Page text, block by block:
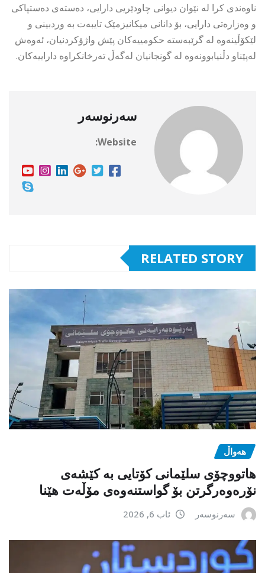
ناوەندی کرا لە نێوان دیوانی چاودێریی دارایی، دەستەی دەستپاکی
و وەزارەتی دارایی، بۆ دانانی میکانیزمێک تایبەت بە وردبینی و
لێکۆڵینەوە لە گرێبەستە حکومییەکان پێش واژۆکردنیان، ئەوەش
لەپێناو دڵنیابوونەوە لە گونجانیان لەگەڵ تەرخانکراوە داراییەکان.
سەرنوسەر
Website:
RELATED STORY
هەواڵ
هاتووچۆی سلێمانی کۆتایی بە کێشەی
نۆرەوەرگرتن بۆ گواستنەوەی مۆڵەت هێنا
سەرنوسەر ئاب 6, 2026